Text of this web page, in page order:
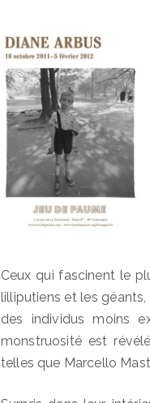
Ceux qui fascinent le
lilliputiens et les
des individus moins
monstruosité est
telles que Marcello